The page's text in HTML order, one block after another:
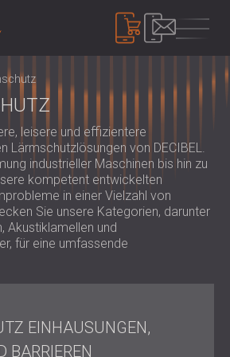
FÜR DIE WAND
FÜR DECKEN
FÜR BÖDEN
TÜREN
PET-FILZ AKUSTIK
TRENNWÄNDE
AUS PERFORIERTEM
STOFFPANEELE UND
AUS LATTENHOLZ
AKUSTIKPLATTEN
EINHAUSUNGEN,
BARRIEREN
SCHALLDÄMPFER
PADS
KITS
leisere und effizientere
Lärmschutzlösungen von DECIBEL.
industrieller Maschinen bis hin zu
kompetent entwickelten
in einer Vielzahl von
Sie unsere Kategorien, darunter
Akustiklamellen und
für eine umfassende
EINHAUSUNGEN,
BARRIEREN